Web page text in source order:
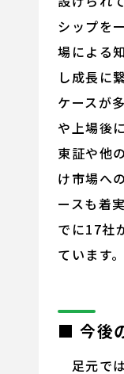
シップを
場による
し成長に
ケースが
や上場後
東証や他
け市場へ
ースも着
でに17社
ています。
■ 今後
足元で